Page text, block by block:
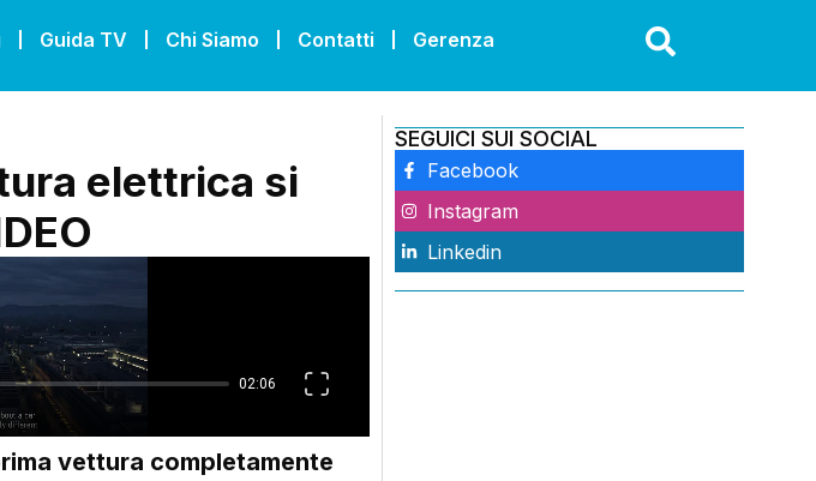
Guida TV Chi Siamo Contatti Gerenza
elettrica si
vettura completamente
SEGUICI SUI SOCIAL
Facebook
Instagram
Linkedin